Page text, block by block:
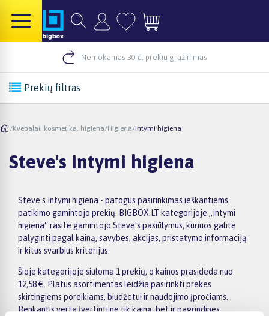
Nemokamas 30 d. prekių grąžinimas
Prekių filtras
/Kvepalai, kosmetika, higiena/Higiena/Intymi higiena
Steve's Intymi higiena
Steve's Intymi higiena - patogus pasirinkimas ieškantiems
patikimo gamintojo prekių. BIGBOX.LT kategorijoje „Intymi
higiena“ rasite gamintojo Steve's pasiūlymus, kuriuos galite
palyginti pagal kainą, savybes, akcijas, pristatymo informaciją
ir kitus svarbius kriterijus.
Šioje kategorijoje siūloma 1 prekių, o kainos prasideda nuo
12,58 €. Platus asortimentas leidžia pasirinkti prekes
skirtingiems poreikiams, biudžetui ir naudojimo įpročiams.
Renkantis verta įvertinti ne tik kainą, bet ir pagrindines